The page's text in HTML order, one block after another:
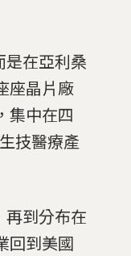
是在亞利桑
座晶片廠
集中在四
技醫療產
再到分布在
回到美國